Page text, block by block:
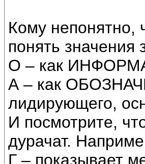
Кому непонятно,
понять значения
О – как
А – как
лидирующего,
И посмотрите,
дурачат.
Г – показывает